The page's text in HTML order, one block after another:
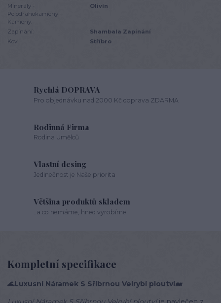
Minerály -
Polodrahokameny -
Kameny:
Olivín
Zapínání:
Shambala Zapínání
Kov:
Stříbro
Rychlá DOPRAVA
Pro objednávku nad 2000 Kč doprava ZDARMA
Rodinná Firma
Rodina Umělců
Vlastní desing
Jedinečnost je Naše priorita
Většina produktů skladem
..a co nemáme, hned vyrobíme
Kompletní specifikace
🌊Luxusní Náramek S Sříbrnou Velrybí ploutví🐋